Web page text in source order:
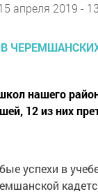
апреля 2019 -
нашего
12 из них
успехи в